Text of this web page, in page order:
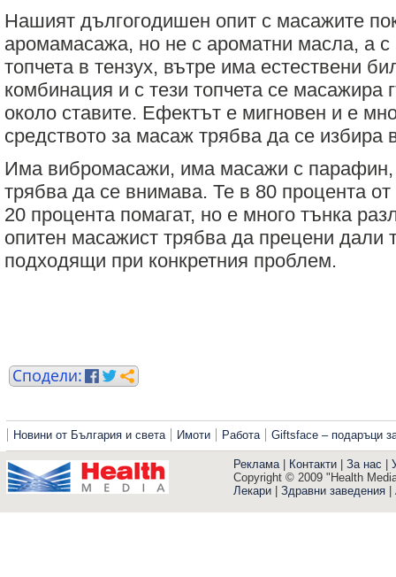
Нашият дългогодишен опит с масажите
аромамасажа, но не с ароматни масла, а
топчета в тензух, вътре има естествени
комбинация и с тези топчета се масажира
около ставите. Ефектът е мигновен и е
средството за масаж трябва да се избира
Има вибромасажи, има масажи с парафин,
трябва да се внимава. Те в 80 процента
20 процента помагат, но е много тънка
опитен масажист трябва да прецени дали
подходящи при конкретния проблем.
Новини от България и света Имоти Работа Giftsface – подаръци
Реклама| Контакти За нас
Copyright © 2009 "Health
Лекари
Здравни заведения